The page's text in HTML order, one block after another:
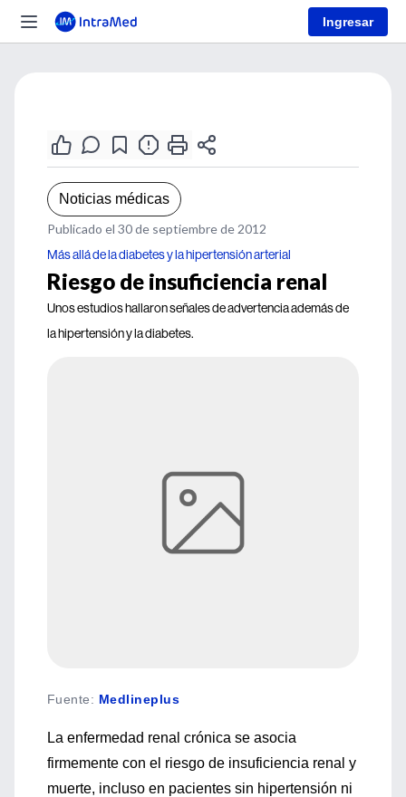
Ingresar
Noticias médicas
Publicado el 30 de septiembre de 2012
Más allá de la diabetes y la hipertensión arterial
Riesgo de insuficiencia renal
Unos estudios hallaron señales de advertencia además de
la hipertensión y la diabetes.
Fuente: Medlineplus
La enfermedad renal crónica se asocia
firmemente con el riesgo de insuficiencia renal y
muerte, incluso en pacientes sin hipertensión ni